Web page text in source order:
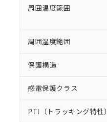
周囲温度範囲
周囲湿度範囲
保護構造
感電保護クラス
PTI（トラッキング特性）